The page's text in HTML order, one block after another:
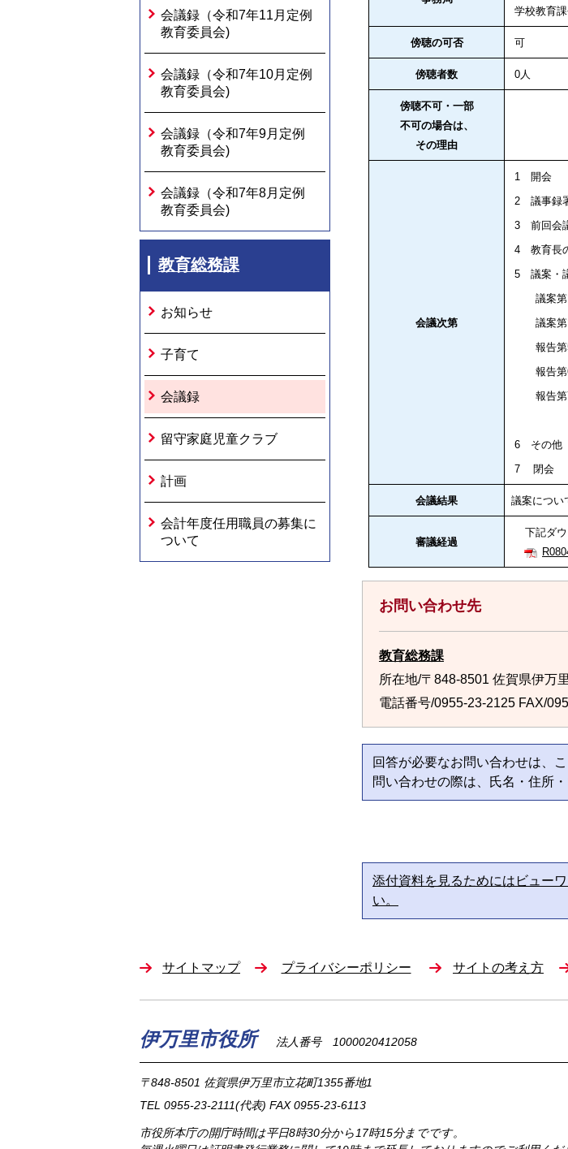
会議録（令和7年11月定例
教育委員会)
会議録（令和7年10月定例
教育委員会)
会議録（令和7年9月定例
教育委員会)
会議録（令和7年8月定例
教育委員会)
教育総務課
お知らせ
子育て
会議録
留守家庭児童クラブ
計画
会計年度任用職員の募集に
ついて
学校教育
傍聴の可否 可
傍聴者数 0人
傍聴不可・一部
不可の場合は、
その理由
会議次第
1 開会
2 議事録
3 前回会
4 教育長
5 議案・
議案第
議案第
報告第5
報告第6
報告第7
委
6 その他
7 閉会
会議結果 議案につい
審議経過
下記ダウ
お問い合わせ先
教育総務課
所在地/〒848-8501 佐賀県伊万
電話番号/0955-23-2125 FAX/
回答が必要なお問い合わせは、
問い合わせの際は、氏名・住所
添付資料を見るためにはビュー
い。
サイトマップ プライバシーポリシー サイトの考え方
伊万里市役所 法人番号 1000020412058
〒848-8501 佐賀県伊万里市立花町1355番地1
TEL 0955-23-2111(代表) FAX 0955-23-6113
市役所本庁の開庁時間は平日8時30分から17時15分までです。